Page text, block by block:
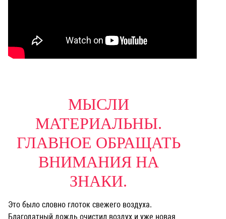
МЫСЛИ
МАТЕРИАЛЬНЫ.
ГЛАВНОЕ ОБРАЩАТЬ
ВНИМАНИЯ НА
ЗНАКИ.
Это было словно глоток свежего воздуха.
Благодатный дождь очистил воздух и уже новая